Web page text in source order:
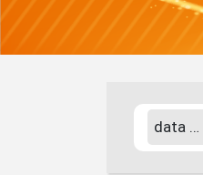
data analyst